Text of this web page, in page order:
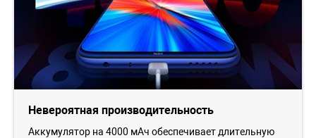
Невероятная производительность
Аккумулятор на 4000 мАч обеспечивает длительную